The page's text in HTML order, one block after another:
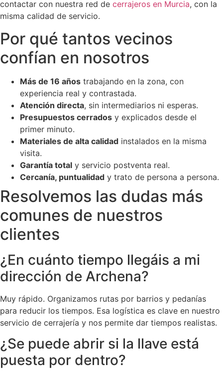
contactar con nuestra red de cerrajeros en Murcia, con la
misma calidad de servicio.
Por qué tantos vecinos
confían en nosotros
Más de 16 años trabajando en la zona, con
experiencia real y contrastada.
Atención directa, sin intermediarios ni esperas.
Presupuestos cerrados y explicados desde el
primer minuto.
Materiales de alta calidad instalados en la misma
visita.
Garantía total y servicio postventa real.
Cercanía, puntualidad y trato de persona a persona.
Resolvemos las dudas más
comunes de nuestros
clientes
¿En cuánto tiempo llegáis a mi
dirección de Archena?
Muy rápido. Organizamos rutas por barrios y pedanías
para reducir los tiempos. Esa logística es clave en nuestro
servicio de cerrajería y nos permite dar tiempos realistas.
¿Se puede abrir si la llave está
puesta por dentro?